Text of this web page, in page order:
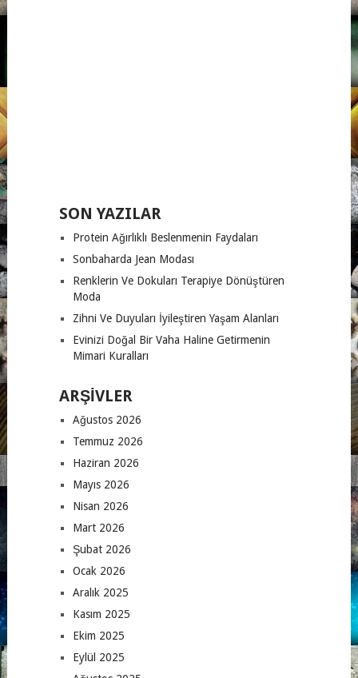
SON YAZILAR
Protein Ağırlıklı Beslenmenin Faydaları
Sonbaharda Jean Modası
Renklerin Ve Dokuları Terapiye Dönüştüren
Moda
Zihni Ve Duyuları İyileştiren Yaşam Alanları
Evinizi Doğal Bir Vaha Haline Getirmenin
Mimari Kuralları
ARŞIVLER
Ağustos 2026
Temmuz 2026
Haziran 2026
Mayıs 2026
Nisan 2026
Mart 2026
Şubat 2026
Ocak 2026
Aralık 2025
Kasım 2025
Ekim 2025
Eylül 2025